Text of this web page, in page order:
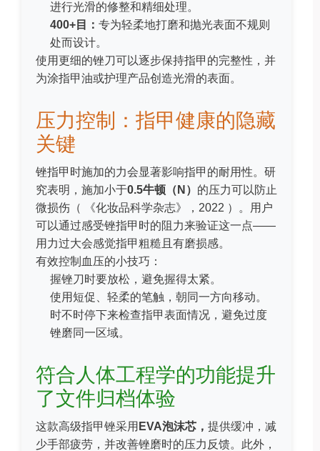
进行光滑的修整和精细处理。
400+目： 专为轻柔地打磨和抛光表面不规则
处而设计。
使用更细的锉刀可以逐步保持指甲的完整性，并
为涂指甲油或护理产品创造光滑的表面。
压力控制：指甲健康的隐藏
关键
锉指甲时施加的力会显著影响指甲的耐用性。研
究表明，施加小于0.5牛顿（N） 的压力可以防止
微损伤（
《化妆品科学杂志》，2022 ）。用户
可以通过感受锉指甲时的阻力来验证这一点——
用力过大会感觉指甲粗糙且有磨损感。
有效控制血压的小技巧：
握锉刀时要放松，避免握得太紧。
使用短促、轻柔的笔触，朝同一方向移动。
时不时停下来检查指甲表面情况，避免过度
锉磨同一区域。
符合人体工程学的功能提升
了文件归档体验
这款高级指甲锉采用 EVA泡沫芯， 提​​供缓冲，减
少手部疲劳，并改善锉磨时的压力反馈。此外，